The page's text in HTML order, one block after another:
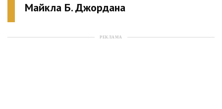
Майкла Б. Джордана
РЕКЛАМА